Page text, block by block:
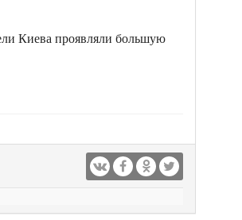
Киева проявляли большую